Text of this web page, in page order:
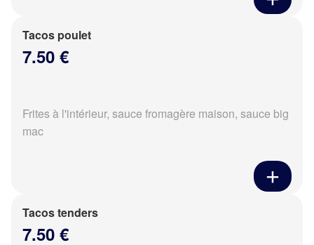
Tacos poulet
7.50 €
Frites à l'intérieur, sauce fromagère maison, sauce big
mac
Tacos tenders
7.50 €